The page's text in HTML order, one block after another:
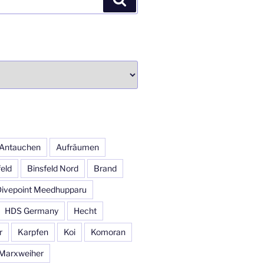
Antauchen Aufräumen
Binsfeld Nord Brand
Meedhupparu
HDS Germany Hecht
Karpfen Koi Komoran